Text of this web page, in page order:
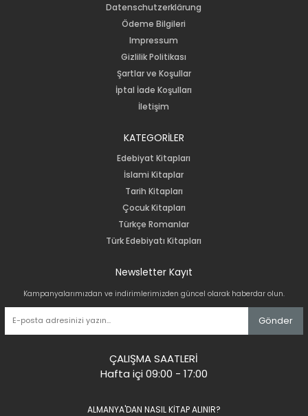
Datenschutzerklärung
Ödeme Bilgileri
Impressum
Gizlilik Politikası
Şartlar ve Koşullar
İptal İade Koşulları
İletişim
KATEGORİLER
Edebiyat Kitapları
İslami Kitaplar
Tarih Kitapları
Çocuk Kitapları
Türkçe Romanlar
Türk Edebiyatı Kitapları
Newsletter Kayıt
Kampanyalarımızdan ve indirimlerimizden güncel olarak haberdar olun.
Gönder
ÇALIŞMA SAATLERİ
Hafta içi 09:00 - 17:00
ALMANYA'DAN NASIL KİTAP ALINIR?